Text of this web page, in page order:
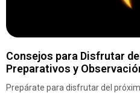
Consejos para Disfrutar
Preparativos y
Prepárate para disfrutar del